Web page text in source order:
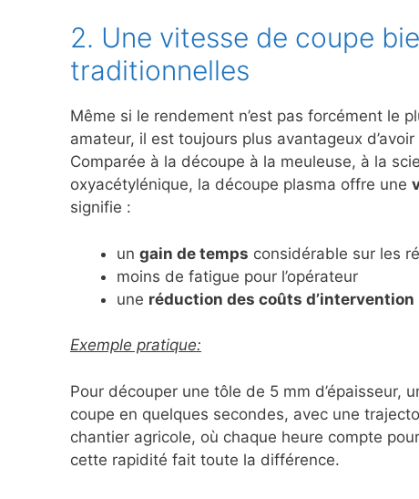
2. Une vitesse de coupe
traditionnelles
Même si le rendement n’est pas forcément le
amateur, il est toujours plus avantageux
Comparée à la découpe à la meuleuse, à la
oxyacétylénique, la découpe plasma offre une
signifie :
un gain de temps considérable sur les
moins de fatigue pour l’opérateur
une réduction des coûts d’intervention
Exemple pratique:
Pour découper une tôle de 5 mm
coupe en quelques secondes, avec une
chantier agricole, où chaque heure compte
cette rapidité fait toute la différence.